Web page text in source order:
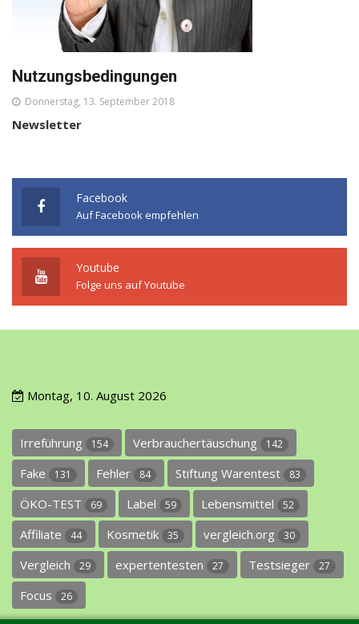
Nutzungsbedingungen
Donnerstag, 13. September 2018
Newsletter
Facebook
Auf Facebook empfehlen
Youtube
Folge uns auf Youtube
Montag, 10. August 2026
Irreführung 154 Verbrauchertäuschung 142
Fake 131 Fehler 84 Stiftung Warentest 83
ÖKO-TEST 69 Label 59 Lebensmittel 52
Affiliate 44 Kosmetik 35 vergleich.org 30
Vergleich 29 expertentesten 27 Testsieger 27
Focus 26